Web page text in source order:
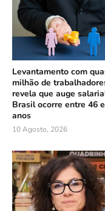
Levantamento com
milhão de
revela que auge
Brasil ocorre entre 46
anos
10 Agosto, 2026